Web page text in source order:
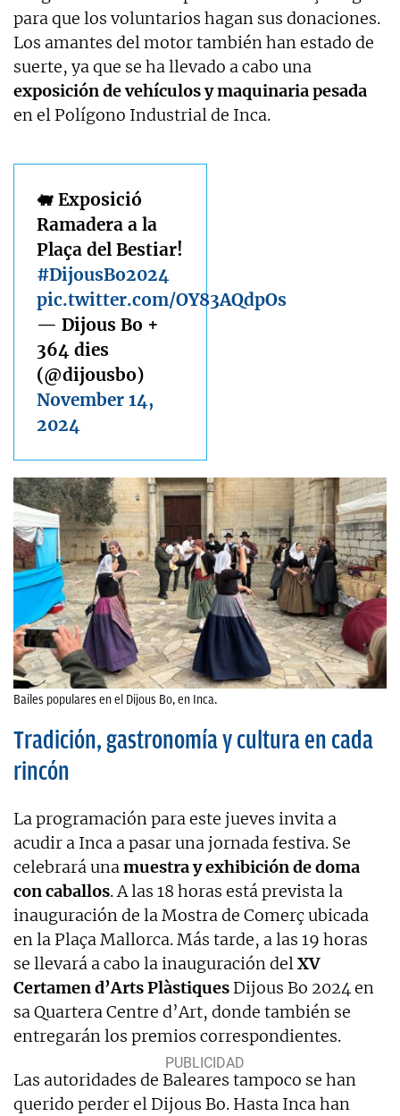
para que los voluntarios hagan sus donaciones.
Los amantes del motor también han estado de
suerte, ya que se ha llevado a cabo una
exposición de vehículos y maquinaria pesada
en el Polígono Industrial de Inca.
🐖 Exposició
Ramadera a la
Plaça del Bestiar!
#DijousBo2024
pic.twitter.com/OY83AQdpOs
— Dijous Bo +
364 dies
(@dijousbo)
November 14,
2024
Bailes populares en el Dijous Bo, en Inca.
Tradición, gastronomía y cultura en cada
rincón
La programación para este jueves invita a
acudir a Inca a pasar una jornada festiva. Se
celebrará unamuestra y exhibición de doma
con caballos. A las 18 horas está prevista la
inauguración de la Mostra de Comerç ubicada
en la Plaça Mallorca. Más tarde, a las 19 horas
se llevará a cabo la inauguración delXV
Certamen d’Arts Plàstiques Dijous Bo 2024 en
sa Quartera Centre d’Art, donde también se
entregarán los premios correspondientes.
Las autoridades de Baleares tampoco se han
querido perder el Dijous Bo. Hasta Inca han